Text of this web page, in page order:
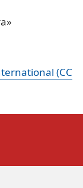
(CC